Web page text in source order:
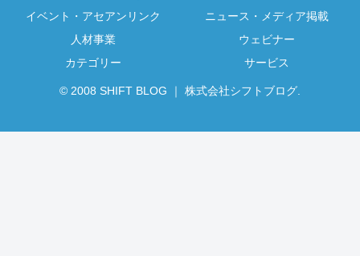
イベント・アセアンリンク
ニュース・メディア掲載
人材事業
ウェビナー
カテゴリー
サービス
© 2008 SHIFT BLOG ｜ 株式会社シフトブログ.